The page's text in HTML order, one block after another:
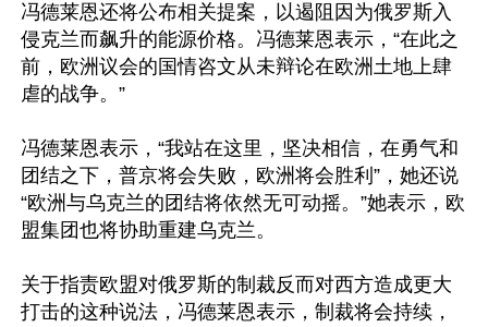
冯德莱恩还将公布相关提案，以遏阻因为俄罗斯入
侵克兰而飙升的能源价格。冯德莱恩表示，“在此之
前，欧洲议会的国情咨文从未辩论在欧洲土地上肆
虐的战争。”
冯德莱恩表示，“我站在这里，坚决相信，在勇气和
团结之下，普京将会失败，欧洲将会胜利”，她还说
“欧洲与乌克兰的团结将依然无可动摇。”她表示，欧
盟集团也将协助重建乌克兰。
关于指责欧盟对俄罗斯的制裁反而对西方造成更大
打击的这种说法，冯德莱恩表示，制裁将会持续，